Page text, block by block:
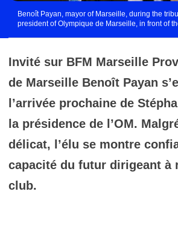
Benoît Payan, mayor of Marseille, during the
president of Olympique de Marseille, in front of
Invité sur BFM Marseille
de Marseille Benoît Payan
l’arrivée prochaine de
la présidence de l’OM.
délicat, l’élu se montre
capacité du futur dirigeant à
club.